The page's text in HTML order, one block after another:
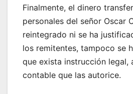
Finalmente, el dinero
personales del señor Oscar
reintegrado ni se ha
los remitentes, tampoco se
que exista instrucción legal,
contable que las autorice.